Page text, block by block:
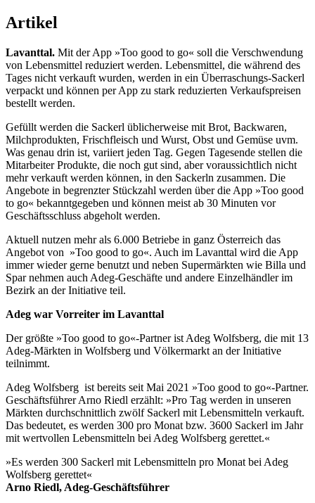
Artikel
Lavanttal. Mit der App »Too good to go« soll die Verschwendung
von Lebensmittel reduziert werden. Lebensmittel, die während des
Tages nicht verkauft wurden, werden in ein Überraschungs-Sackerl
verpackt und können per App zu stark reduzierten Verkaufspreisen
bestellt werden.
Gefüllt werden die Sackerl üblicherweise mit Brot, Backwaren,
Milchprodukten, Frischfleisch und Wurst, Obst und Gemüse uvm.
Was genau drin ist, variiert jeden Tag. Gegen Tagesende stellen die
Mitarbeiter Produkte, die noch gut sind, aber voraussichtlich nicht
mehr verkauft werden können, in den Sackerln zusammen. Die
Angebote in begrenzter Stückzahl werden über die App »Too good
to go« bekanntgegeben und können meist ab 30 Minuten vor
Geschäftsschluss abgeholt werden.
Aktuell nutzen mehr als 6.000 Betriebe in ganz Österreich das
Angebot von »Too good to go«. Auch im Lavanttal wird die App
immer wieder gerne benutzt und neben Supermärkten wie Billa und
Spar nehmen auch Adeg-Geschäfte und andere Einzelhändler im
Bezirk an der Initiative teil.
Adeg war Vorreiter im Lavanttal
Der größte »Too good to go«-Partner ist Adeg Wolfsberg, die mit 13
Adeg-Märkten in Wolfsberg und Völkermarkt an der Initiative
teilnimmt.
Adeg Wolfsberg ist bereits seit Mai 2021 »Too good to go«-Partner.
Geschäftsführer Arno Riedl erzählt: »Pro Tag werden in unseren
Märkten durchschnittlich zwölf Sackerl mit Lebensmitteln verkauft.
Das bedeutet, es werden 300 pro Monat bzw. 3600 Sackerl im Jahr
mit wertvollen Lebensmitteln bei Adeg Wolfsberg gerettet.«
»Es werden 300 Sackerl mit Lebensmitteln pro Monat bei Adeg
Wolfsberg gerettet«
Arno Riedl, Adeg-Geschäftsführer